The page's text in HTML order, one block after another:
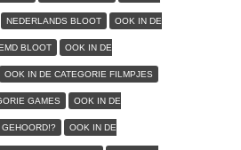
NEDERLANDS BLOOT OOK IN DE
BLOOT OOK IN DE
OOK IN DE CATEGORIE FILMPJES
GAMES OOK IN DE
OOK IN DE